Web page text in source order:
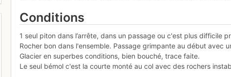
Conditions
1 seul piton dans l’arrête, dans un passage ou c'est plus difficile
Rocher bon dans l'ensemble. Passage grimpante au début avec
Glacier en superbes conditions, bien bouché, trace faite.
Le seul bémol c'est la courte monté au col avec des rochers